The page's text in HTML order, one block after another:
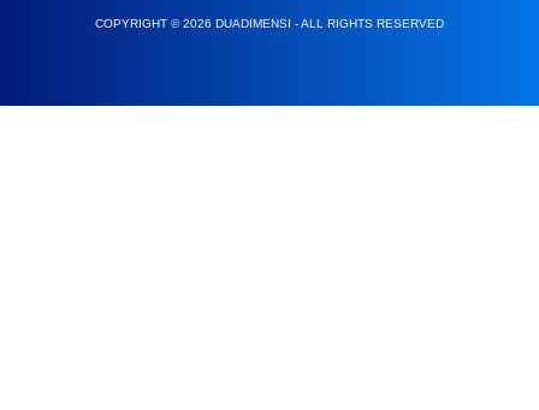
COPYRIGHT © 2026 DUADIMENSI - ALL RIGHTS RESERVED